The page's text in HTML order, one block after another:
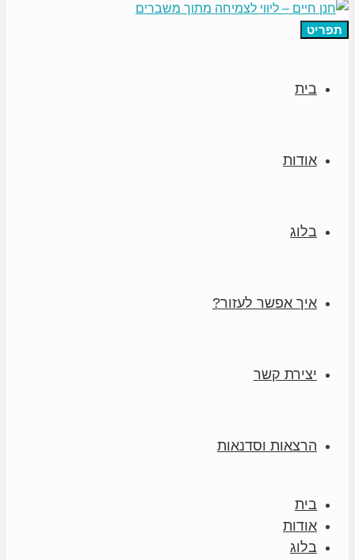
תפריט
בית
אודות
בלוג
איך אפשר לעזור?
יצירת קשר
הרצאות וסדנאות
בית
אודות
בלוג